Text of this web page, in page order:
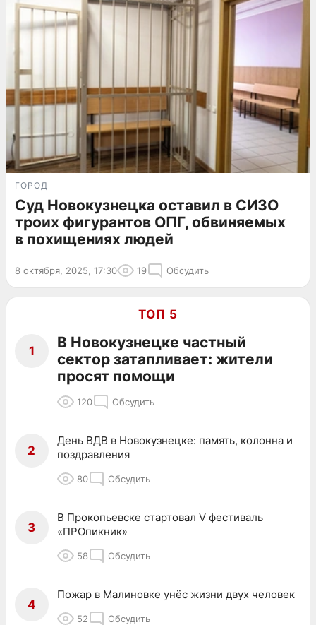
ГОРОД
Суд Новокузнецка оставил в СИЗО
троих фигурантов ОПГ, обвиняемых
в похищениях людей
8 октября, 2025, 17:30 19 Обсудить
ТОП 5
1
В Новокузнецке частный
сектор затапливает: жители
просят помощи
120 Обсудить
2
День ВДВ в Новокузнецке: память, колонна и
поздравления
80 Обсудить
3
В Прокопьевске стартовал V фестиваль
«ПРОпикник»
58 Обсудить
4
Пожар в Малиновке унёс жизни двух человек
52 Обсудить